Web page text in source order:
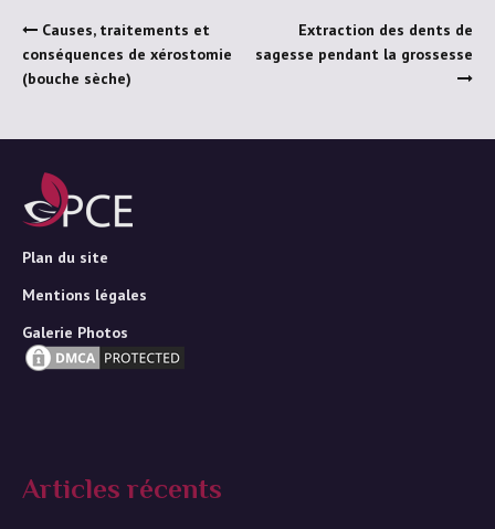
Causes, traitements et
conséquences de xérostomie
(bouche sèche)
Extraction des dents de
sagesse pendant la grossesse
Plan du site
Mentions légales
Galerie Photos
Articles récents